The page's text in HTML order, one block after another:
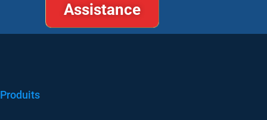
Assistance
Produits